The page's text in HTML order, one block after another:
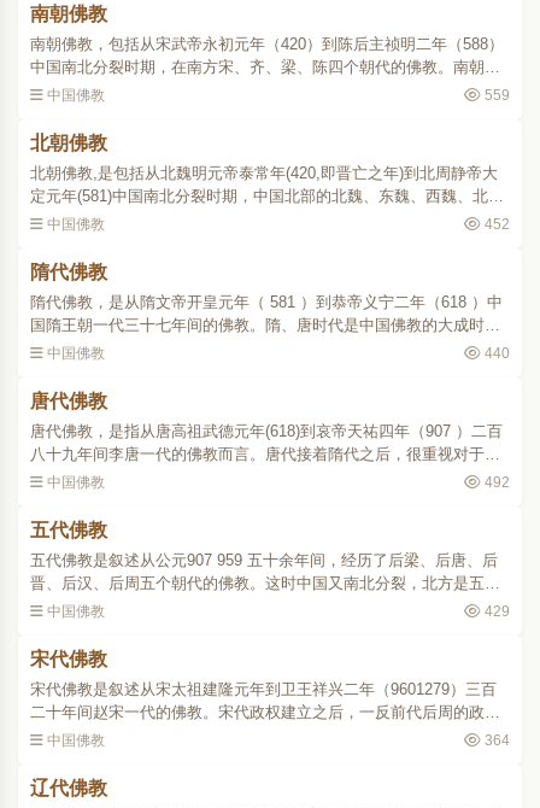
南朝佛教
南朝佛教，包括从宋武帝永初元年（420）到陈后主祯明二年（588）
中国南北分裂时期，在南方宋、齐、梁、陈四个朝代的佛教。南朝各
代对于佛教的态度，大略与东晋相同，统治阶级及一般文人学士也大
中国佛教 559
北朝佛教
北朝佛教,是包括从北魏明元帝泰常年(420,即晋亡之年)到北周静帝大
定元年(581)中国南北分裂时期，中国北部的北魏、东魏、西魏、北
齐、北周诸代的佛教。北魏拓跋氏从道武帝（396409）和晋室通聘
中国佛教 452
隋代佛教
隋代佛教，是从隋文帝开皇元年（ 581 ）到恭帝义宁二年（618 ）中
国隋王朝一代三十七年间的佛教。隋、唐时代是中国佛教的大成时
期。隋代虽然立国不久，但在政治上统一了南北两朝，各种文化也出
中国佛教 440
唐代佛教
唐代佛教，是指从唐高祖武德元年(618)到哀帝天祐四年（907 ）二百
八十九年间李唐一代的佛教而言。唐代接着隋代之后，很重视对于佛
教的整顿和利用。高祖武德二年（619），就在京师聚集高僧，立十大
中国佛教 492
五代佛教
五代佛教是叙述从公元907 959 五十余年间，经历了后梁、后唐、后
晋、后汉、后周五个朝代的佛教。这时中国又南北分裂，北方是五代
更迭，南方则先有前蜀、吴、吴越、闽、南汉，继有荆南（又称南
中国佛教 429
宋代佛教
宋代佛教是叙述从宋太祖建隆元年到卫王祥兴二年（9601279）三百
二十年间赵宋一代的佛教。宋代政权建立之后，一反前代后周的政
策，给佛教以适当保护来加强国内统治的力量。建隆元年，先度童行
中国佛教 364
辽代佛教